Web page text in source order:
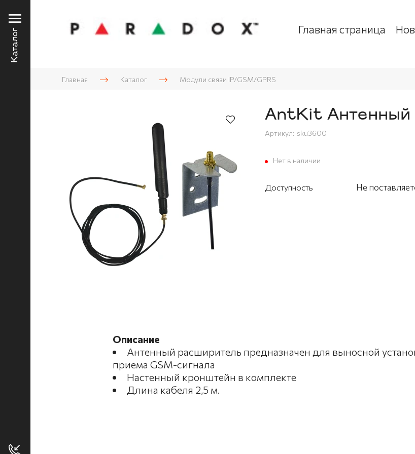
Главная страница
Главная Каталог Модули связи IP/GSM/GPRS
AntKit Антенный
Артикул: sku3600
Нет в наличии
Доступность Не
Описание
Антенный расширитель предназначен для выносной
приема GSM-сигнала
Настенный кронштейн в комплекте
Длина кабеля 2,5 м.
Каталог